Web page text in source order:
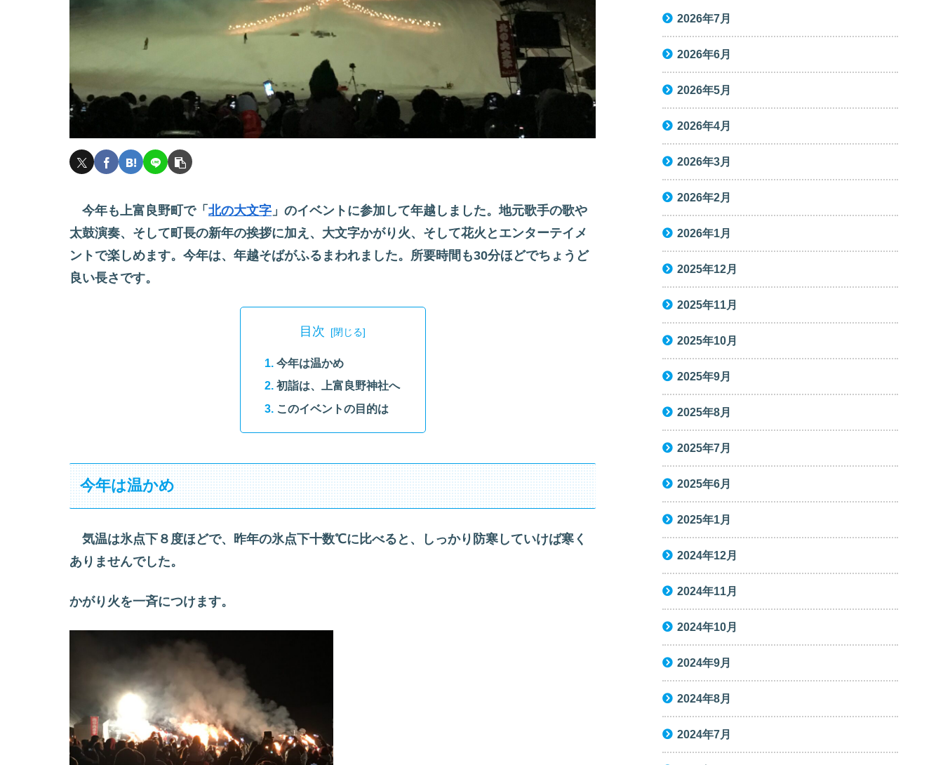
今年も上富良野町で「 北の大文字 」のイベントに参加して年越しました。地元歌手の歌や
太鼓演奏、そして町長の新年の挨拶に加え、大文字かがり火、そして花火とエンターテイメ
ントで楽しめます。今年は、年越そばがふるまわれました。所要時間も30分ほどでちょうど
良い長さです。
目次
今年は温かめ
初詣は、上富良野神社へ
このイベントの目的は
今年は温かめ
気温は氷点下８度ほどで、昨年の氷点下十数℃に比べると、しっかり防寒していけば寒く
ありませんでした。
かがり火を一斉につけます。
2026年7月
2026年6月
2026年5月
2026年4月
2026年3月
2026年2月
2026年1月
2025年12月
2025年11月
2025年10月
2025年9月
2025年8月
2025年7月
2025年6月
2025年1月
2024年12月
2024年11月
2024年10月
2024年9月
2024年8月
2024年7月